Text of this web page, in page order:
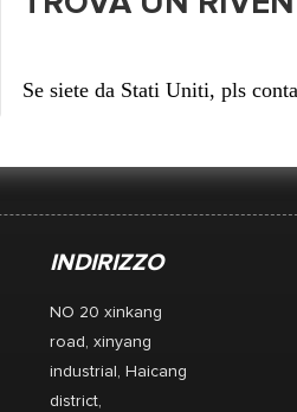
Se siete da Stati Uniti, pls
INDIRIZZO
NO 20 xinkang
road, xinyang
industrial, Haicang
district,